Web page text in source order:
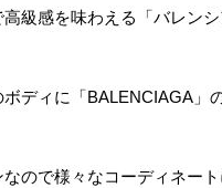
高級感を味わえる「バレン
ボディに「BALENCIAGA」
なので様々なコーディネー